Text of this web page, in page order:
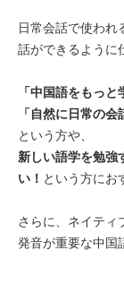
日常会話で使われ
話ができるように
「中国語をもっと
「自然に日常の
という方や、
新しい語学を勉強
い！ という方にお
さらに、ネイティ
発音が重要な中国